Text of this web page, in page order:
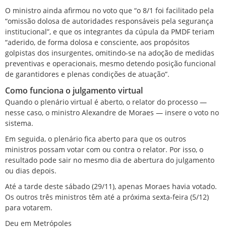
O ministro ainda afirmou no voto que “o 8/1 foi facilitado pela
“omissão dolosa de autoridades responsáveis pela segurança
institucional”, e que os integrantes da cúpula da PMDF teriam
“aderido, de forma dolosa e consciente, aos propósitos
golpistas dos insurgentes, omitindo-se na adoção de medidas
preventivas e operacionais, mesmo detendo posição funcional
de garantidores e plenas condições de atuação”.
Como funciona o julgamento virtual
Quando o plenário virtual é aberto, o relator do processo —
nesse caso, o ministro Alexandre de Moraes — insere o voto no
sistema.
Em seguida, o plenário fica aberto para que os outros
ministros possam votar com ou contra o relator. Por isso, o
resultado pode sair no mesmo dia de abertura do julgamento
ou dias depois.
Até a tarde deste sábado (29/11), apenas Moraes havia votado.
Os outros três ministros têm até a próxima sexta-feira (5/12)
para votarem.
Deu em Metrópoles